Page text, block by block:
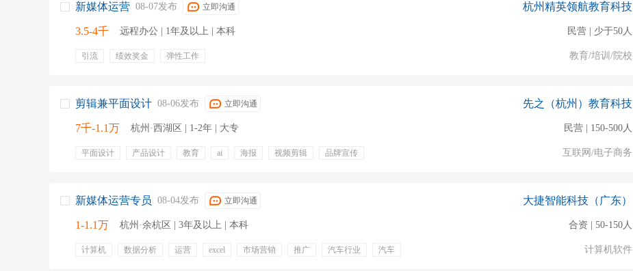
新媒体运营 08-07发布 立即沟通
3.5-4千 远程办公 | 1年及以上 | 本科
引流 绩效奖金 弹性工作
杭州精英领航教育科技
民营 | 少于50人
教育/培训/院校
剪辑兼平面设计 08-06发布 立即沟通
7千-1.1万 杭州·西湖区 | 1-2年 | 大专
平面设计 产品设计 教育 ai 海报 视频剪辑
品牌宣传
先之（杭州）教育科技
民营 | 150-500人
互联网/电子商务
新媒体运营专员 08-04发布 立即沟通
1-1.1万 杭州·余杭区 | 3年及以上 | 本科
计算机 数据分析 运营 excel 市场营销 推广 汽车行业
汽车
大捷智能科技（广东）
合资 | 50-150人
计算机软件